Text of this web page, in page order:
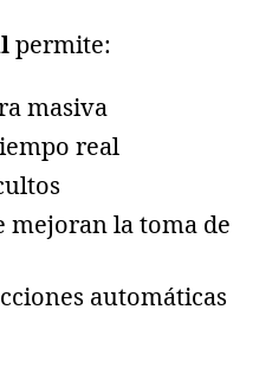
permite:
masiva
real
mejoran la toma de
automáticas